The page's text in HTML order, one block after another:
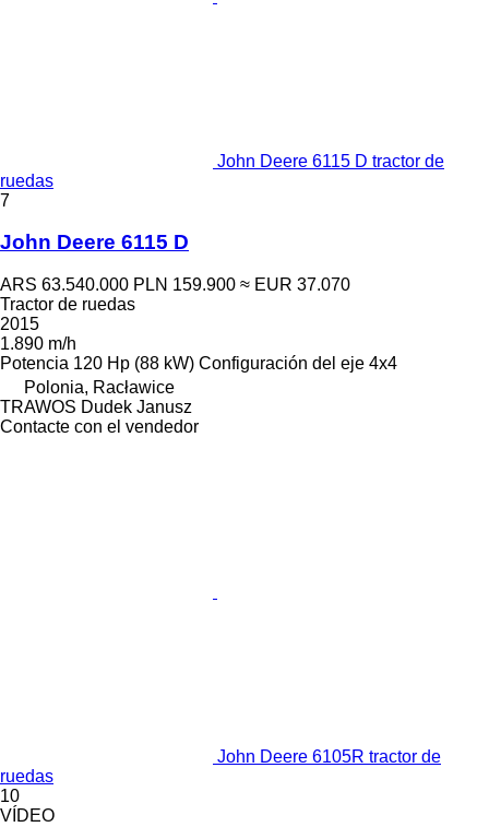
John Deere 6115 D tractor de
ruedas
7
John Deere 6115 D
ARS 63.540.000 PLN 159.900 ≈ EUR 37.070
Tractor de ruedas
2015
1.890 m/h
Potencia 120 Hp (88 kW) Configuración del eje 4x4
Polonia, Racławice
TRAWOS Dudek Janusz
Contacte con el vendedor
John Deere 6105R tractor de
ruedas
10
VÍDEO